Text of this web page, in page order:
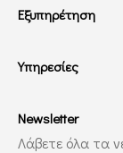
Εξυπηρέτηση
Υπηρεσίες
Newsletter
Λάβετε όλα τα